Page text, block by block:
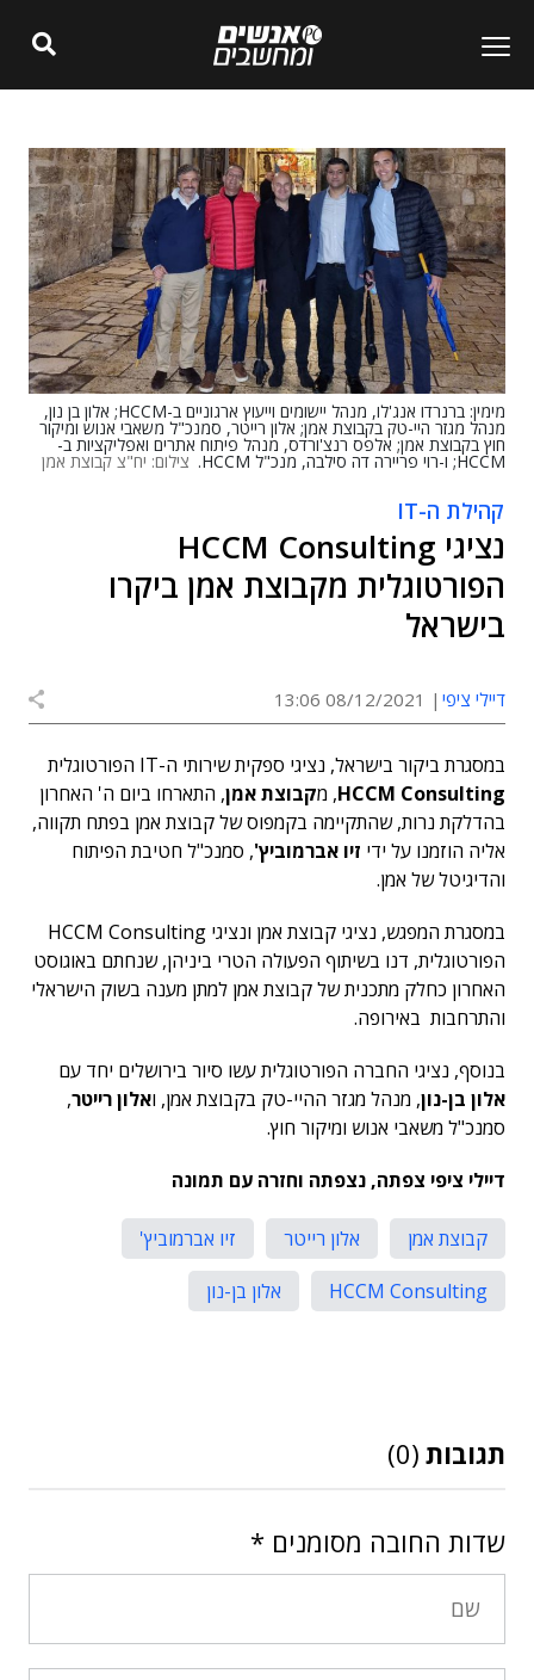
מימין: ברנרדו אנג'לו, מנהל יישומים וייעוץ ארגוניים ב-HCCM; אלון בן נון,
מנהל מגזר היי-טק בקבוצת אמן; אלון רייטר, סמנכ"ל משאבי אנוש ומיקור
חוץ בקבוצת אמן; אלפס רנצ'ורדס, מנהל פיתוח אתרים ואפליקציות ב-
HCCM; ו-רוי פריירה דה סילבה, מנכ"ל HCCM. צילום: יח"צ קבוצת אמן
קהילת ה-IT
נציגי HCCM Consulting
הפורטוגלית מקבוצת אמן ביקרו
בישראל
דיילי ציפי 08/12/2021 13:06
במסגרת ביקור בישראל, נציגי ספקית שירותי ה-IT הפורטוגלית
HCCM Consulting, מקבוצת אמן, התארחו ביום ה' האחרון
בהדלקת נרות, שהתקיימה בקמפוס של קבוצת אמן בפתח תקווה,
אליה הוזמנו על ידי זיו אברמוביץ', סמנכ"ל חטיבת הפיתוח
והדיגיטל של אמן.
במסגרת המפגש, נציגי קבוצת אמן ונציגי HCCM Consulting
הפורטוגלית, דנו בשיתוף הפעולה הטרי ביניהן, שנחתם באוגוסט
האחרון כחלק מתכנית של קבוצת אמן למתן מענה בשוק הישראלי
והתרחבות באירופה.
בנוסף, נציגי החברה הפורטוגלית עשו סיור בירושלים יחד עם
אלון בן-נון, מנהל מגזר ההיי-טק בקבוצת אמן, ואלון רייטר,
סמנכ"ל משאבי אנוש ומיקור חוץ.
דיילי ציפי צפתה, נצפתה וחזרה עם תמונה
קבוצת אמן אלון רייטר
זיו אברמוביץ'
HCCM Consulting
אלון בן-נון
תגובות (0)
שדות החובה מסומנים *